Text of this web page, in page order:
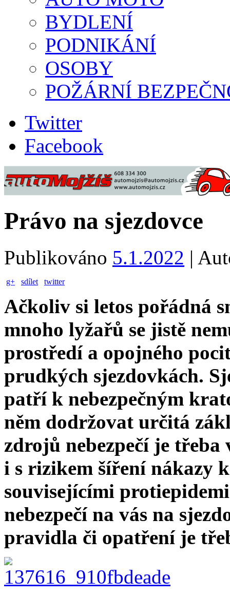
BYDLENÍ
PODNIKÁNÍ
OSOBY
POŽÁRNÍ
Twitter
Facebook
Právo na sjezdovce
Publikováno 5.1.2022 |
g+ sdílet twitter
Ačkoliv si letos pořádná
mnoho lyžařů se jistě
prostředí a opojného
prudkých sjezdovkách.
patří k nebezpečným
něm dodržovat určitá
zdrojů nebezpečí je
i s rizikem šíření nákazy
souvisejícími
nebezpečí na vás na
pravidla či opatření je